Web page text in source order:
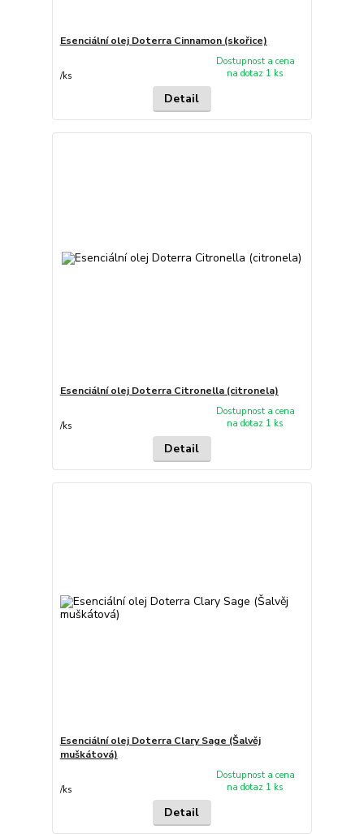
Esenciální olej Doterra Cinnamon (skořice)
/ks
Dostupnost a cena
na dotaz 1 ks
Detail
Esenciální olej Doterra Citronella (citronela)
/ks
Dostupnost a cena
na dotaz 1 ks
Detail
Esenciální olej Doterra Clary Sage (Šalvěj
muškátová)
/ks
Dostupnost a cena
na dotaz 1 ks
Detail